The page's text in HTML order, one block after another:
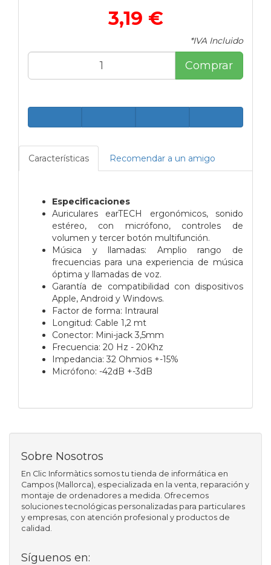
3,19 €
*IVA Incluido
Comprar
Características Recomendar a un amigo
Especificaciones
Auriculares earTECH ergonómicos, sonido
estéreo, con micrófono, controles de
volumen y tercer botón multifunción.
Música y llamadas: Amplio rango de
frecuencias para una experiencia de música
óptima y llamadas de voz.
Garantía de compatibilidad con dispositivos
Apple, Android y Windows.
Factor de forma: Intraural
Longitud: Cable 1,2 mt
Conector: Mini-jack 3,5mm
Frecuencia: 20 Hz - 20Khz
Impedancia: 32 Ohmios +-15%
Micrófono: -42dB +-3dB
Sobre Nosotros
En Clic Informàtics somos tu tienda de informática en
Campos (Mallorca), especializada en la venta, reparación y
montaje de ordenadores a medida. Ofrecemos
soluciones tecnológicas personalizadas para particulares
y empresas, con atención profesional y productos de
calidad.
Síguenos en: